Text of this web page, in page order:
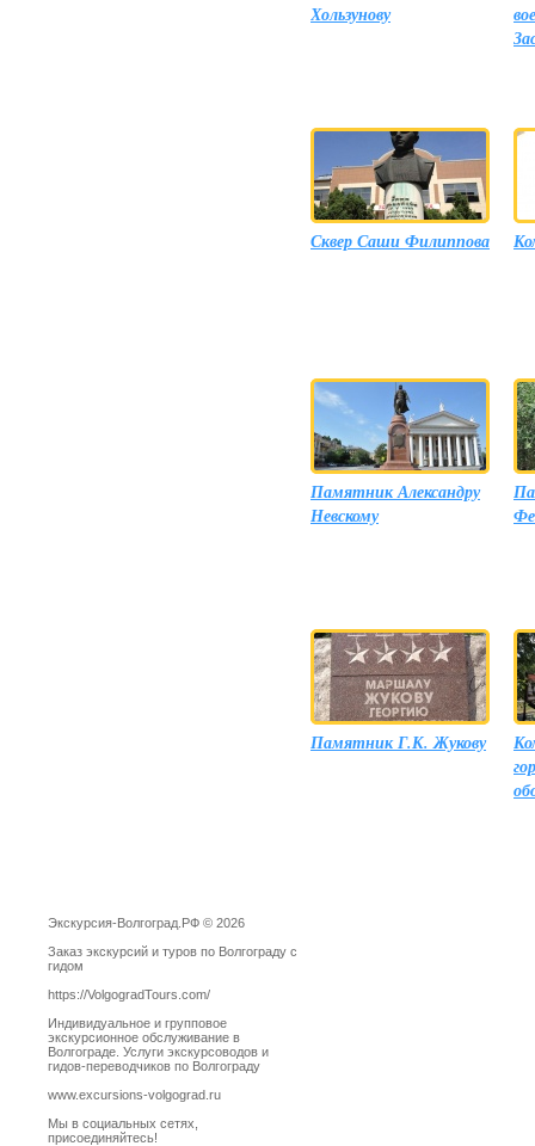
Хользунову
Сквер Саши Филиппова
Памятник Александру
Невскому
Памятник Г.К. Жукову
Экскурсия-Волгоград.РФ © 2026
Заказ экскурсий и туров по Волгограду с
гидом
https://VolgogradTours.com/
Индивидуальное и групповое
экскурсионное обслуживание в
Волгограде. Услуги экскурсоводов и
гидов-переводчиков по Волгограду
www.excursions-volgograd.ru
Мы в социальных сетях,
присоединяйтесь!